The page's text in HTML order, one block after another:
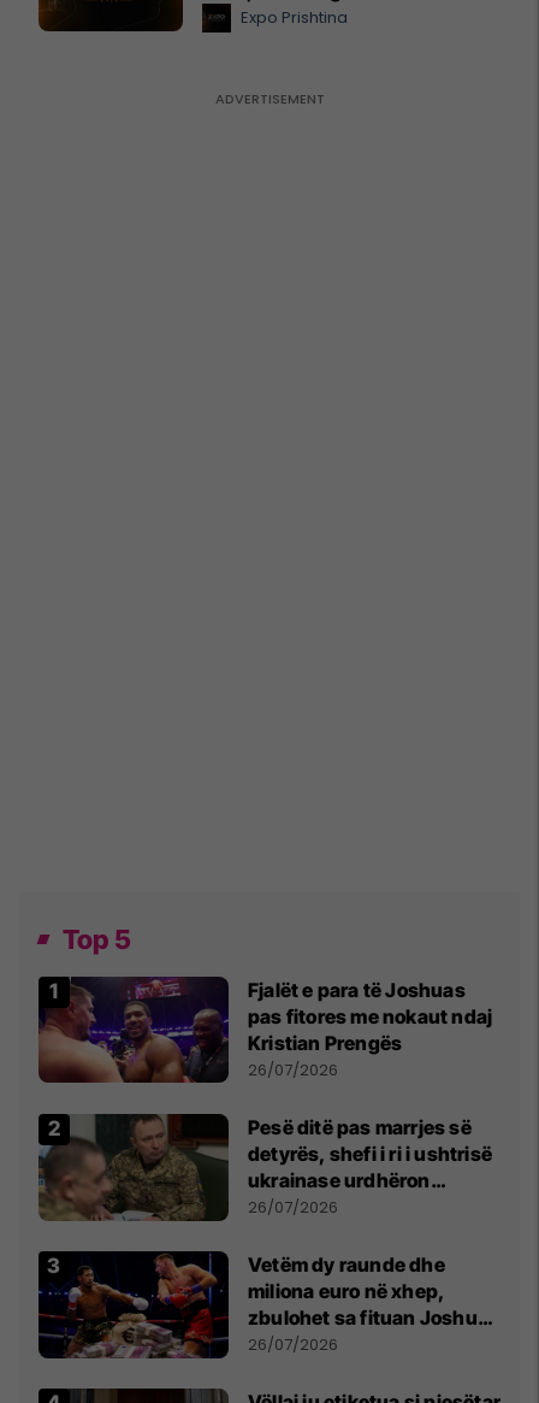
Expo Prishtina
Top 5
Fjalët e para të Joshuas
pas fitores me nokaut ndaj
Kristian Prengës
26/07/2026
Pesë ditë pas marrjes së
detyrës, shefi i ri i ushtrisë
ukrainase urdhëron
kontroll të madh
26/07/2026
Vetëm dy raunde dhe
miliona euro në xhep,
zbulohet sa fituan Joshua
e Prenga
26/07/2026